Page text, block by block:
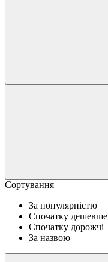
Сортування
За популярністю
Спочатку дешевше
Спочатку дорожчі
За назвою